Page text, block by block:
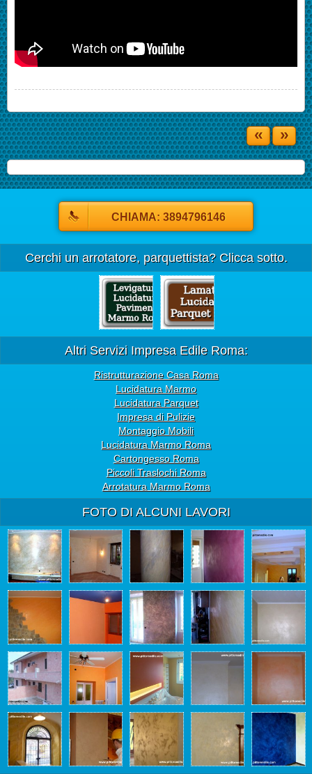
« »
CHIAMA: 3894796146
Cerchi un arrotatore, parquettista? Clicca sotto.
Altri Servizi Impresa Edile Roma:
Ristrutturazione Casa Roma
Lucidatura Marmo
Lucidatura Parquet
Impresa di Pulizie
Montaggio Mobili
Lucidatura Marmo Roma
Cartongesso Roma
Piccoli Traslochi Roma
Arrotatura Marmo Roma
FOTO DI ALCUNI LAVORI